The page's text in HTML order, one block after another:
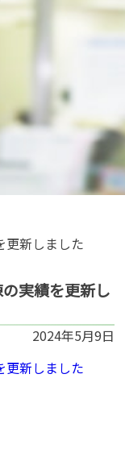
更新しました
実績を更新し
2024年5月9日
更新しました